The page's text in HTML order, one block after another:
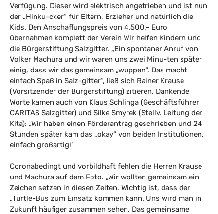
Verfügung. Dieser wird elektrisch angetrieben und ist nun
der „Hinku-cker“ für Eltern, Erzieher und natürlich die
Kids. Den Anschaffungspreis von 4.500,- Euro
übernahmen komplett der Verein Wir helfen Kindern und
die Bürgerstiftung Salzgitter. „Ein spontaner Anruf von
Volker Machura und wir waren uns zwei Minu-ten später
einig, dass wir das gemeinsam „wuppen“. Das macht
einfach Spaß in Salz-gitter“, ließ sich Rainer Krause
(Vorsitzender der Bürgerstiftung) zitieren. Dankende
Worte kamen auch von Klaus Schlinga (Geschäftsführer
CARITAS Salzgitter) und Silke Smyrek (Stellv. Leitung der
Kita): „Wir haben einen Förderantrag geschrieben und 24
Stunden später kam das „okay“ von beiden Institutionen,
einfach großartig!“
Coronabedingt und vorbildhaft fehlen die Herren Krause
und Machura auf dem Foto. „Wir wollten gemeinsam ein
Zeichen setzen in diesen Zeiten. Wichtig ist, dass der
„Turtle-Bus zum Einsatz kommen kann. Uns wird man in
Zukunft häufiger zusammen sehen. Das gemeinsame